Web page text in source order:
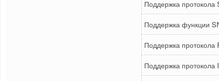
Поддержка протокола
Поддержка функции
Поддержка протокола
Поддержка протокола